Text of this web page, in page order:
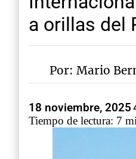
a orillas del
Por: Mario
18 noviembre, 2025
Tiempo de lectura: 7